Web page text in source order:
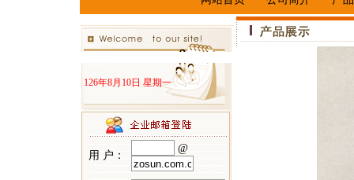
126年8月10日 星期一
用 户：
@